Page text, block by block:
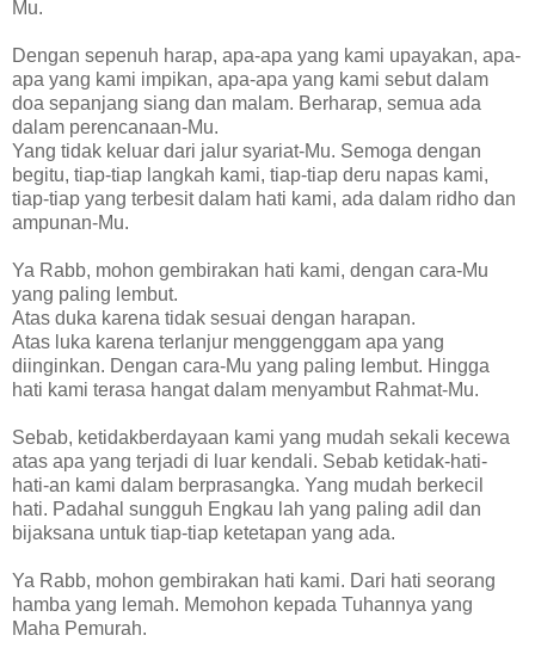
Mu.
Dengan sepenuh harap, apa-apa yang kami upayakan, apa-
apa yang kami impikan, apa-apa yang kami sebut dalam
doa sepanjang siang dan malam. Berharap, semua ada
dalam perencanaan-Mu.
Yang tidak keluar dari jalur syariat-Mu. Semoga dengan
begitu, tiap-tiap langkah kami, tiap-tiap deru napas kami,
tiap-tiap yang terbesit dalam hati kami, ada dalam ridho dan
ampunan-Mu.
Ya Rabb, mohon gembirakan hati kami, dengan cara-Mu
yang paling lembut.
Atas duka karena tidak sesuai dengan harapan.
Atas luka karena terlanjur menggenggam apa yang
diinginkan. Dengan cara-Mu yang paling lembut. Hingga
hati kami terasa hangat dalam menyambut Rahmat-Mu.
Sebab, ketidakberdayaan kami yang mudah sekali kecewa
atas apa yang terjadi di luar kendali. Sebab ketidak-hati-
hati-an kami dalam berprasangka. Yang mudah berkecil
hati. Padahal sungguh Engkau lah yang paling adil dan
bijaksana untuk tiap-tiap ketetapan yang ada.
Ya Rabb, mohon gembirakan hati kami. Dari hati seorang
hamba yang lemah. Memohon kepada Tuhannya yang
Maha Pemurah.